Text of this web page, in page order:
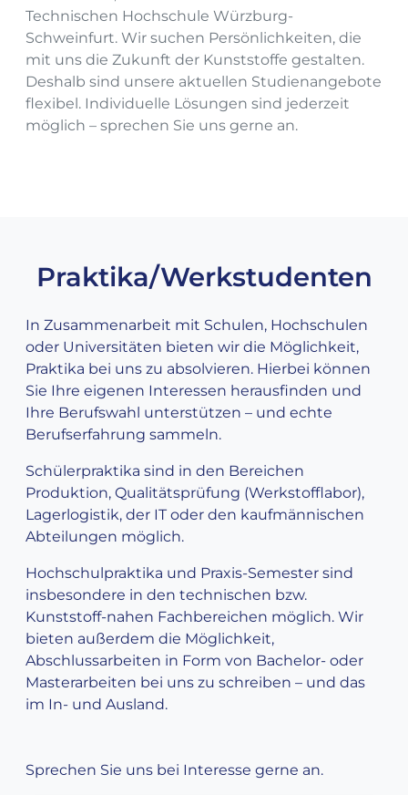
Technischen Hochschule Würzburg-
Schweinfurt. Wir suchen Persönlichkeiten, die
mit uns die Zukunft der Kunststoffe gestalten.
Deshalb sind unsere aktuellen Studienangebote
flexibel. Individuelle Lösungen sind jederzeit
möglich – sprechen Sie uns gerne an.
Praktika/Werkstudenten
In Zusammenarbeit mit Schulen, Hochschulen
oder Universitäten bieten wir die Möglichkeit,
Praktika bei uns zu absolvieren. Hierbei können
Sie Ihre eigenen Interessen herausfinden und
Ihre Berufswahl unterstützen – und echte
Berufserfahrung sammeln.
Schülerpraktika sind in den Bereichen
Produktion, Qualitätsprüfung (Werkstofflabor),
Lagerlogistik, der IT oder den kaufmännischen
Abteilungen möglich.
Hochschulpraktika und Praxis-Semester sind
insbesondere in den technischen bzw.
Kunststoff-nahen Fachbereichen möglich. Wir
bieten außerdem die Möglichkeit,
Abschlussarbeiten in Form von Bachelor- oder
Masterarbeiten bei uns zu schreiben – und das
im In- und Ausland.
Sprechen Sie uns bei Interesse gerne an.